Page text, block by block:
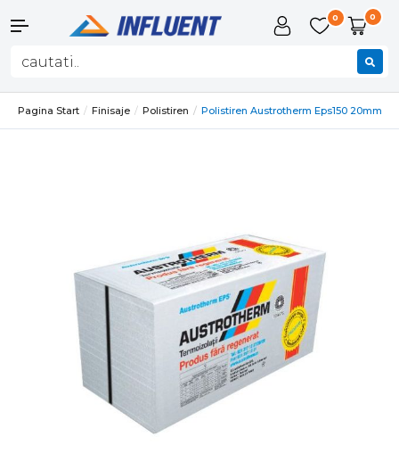
0 0
Pagina Start Finisaje Polistiren Polistiren Austrotherm Eps150 20mm